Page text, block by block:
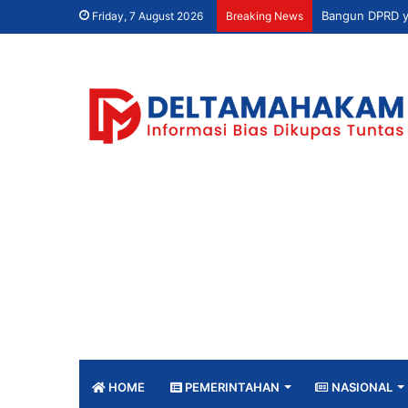
Friday, 7 August 2026 Breaking News
HOME PEMERINTAHAN NASIONAL